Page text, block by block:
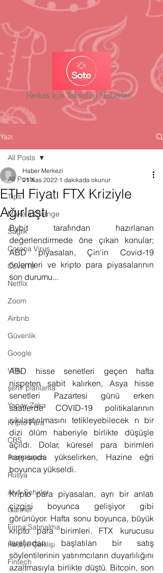
Herkes İçin Teknoloji Haberleri
Yazı
All Posts
Tips
Make a Change
Sağlık
Corona Virus
Covid19
Netflix
Zoom
Airbnb
Güvenlik
Google
VPN
şehir planlama
Yapay Zeka
Kripto Para
CBS
Projeksiyon
Rusya
Akıllı Şehirler
Gartner
Firma Satınalma
Hediye Çekilişi
Fintech
All Posts
ETH Fiyatı FTX Kriziyle
Ağırlaştı
Haber Merkezi
21 Kas 2022 1 dakikada okunur
Bybit tarafından hazırlanan
değerlendirmede öne çıkan konular;
ABD piyasaları, Çin'in Covid-19
önlemleri ve kripto para piyasalarının
son durumu...
ABD hisse senetleri geçen hafta
nispeten sabit kalırken, Asya hisse
senetleri Pazartesi günü erken
saatlerde COVID-19 politikalarının
sıkılaştırılmasını tetikleyebilecek n bir
dizi ölüm haberiyle birlikte düşüşle
açıldı. Dolar, küresel para birimleri
karşısında yükselirken, Hazine eğri
boyunca yükseldi.
Kripto para piyasaları, ayrı bir anlatı
çizgisi boyunca gelişiyor gibi
görünüyor. Hafta sonu boyunca, büyük
kripto para birimleri, FTX kurucusu
tarafından başlatılan bir satış
söylentilerinin yatırımcıların duyarlılığını
azaltmasıyla birlikte düştü. Bitcoin, son